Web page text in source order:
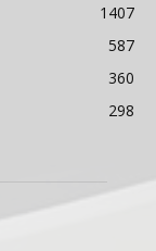
1407
587
360
298